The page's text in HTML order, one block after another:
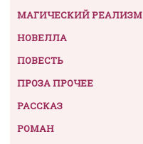
МАГИЧЕСКИЙ РЕАЛИЗМ
НОВЕЛЛА
ПОВЕСТЬ
ПРОЗА ПРОЧЕЕ
РАССКАЗ
РОМАН